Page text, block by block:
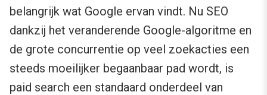
belangrijk wat Google ervan vindt. Nu SEO
dankzij het veranderende Google-algoritme en
de grote concurrentie op veel zoekacties een
steeds moeilijker begaanbaar pad wordt, is
paid search een standaard onderdeel van